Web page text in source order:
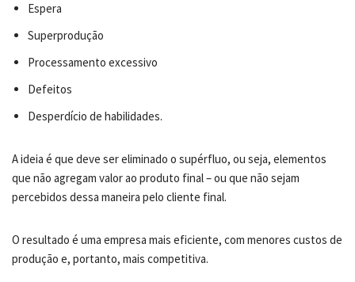
Espera
Superprodução
Processamento excessivo
Defeitos
Desperdício de habilidades.
A ideia é que deve ser eliminado o supérfluo, ou seja, elementos
que não agregam valor ao produto final – ou que não sejam
percebidos dessa maneira pelo cliente final.
O resultado é uma empresa mais eficiente, com menores custos de
produção e, portanto, mais competitiva.